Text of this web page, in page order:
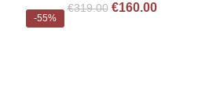
€319.00 €160.00
-55%